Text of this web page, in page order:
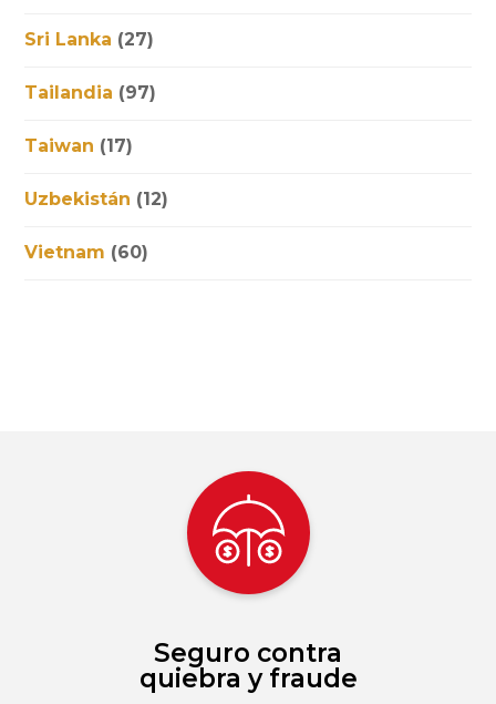
Sri Lanka (27)
Tailandia (97)
Taiwan (17)
Uzbekistán (12)
Vietnam (60)
Seguro contra
quiebra y fraude